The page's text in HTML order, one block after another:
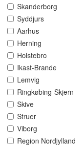
Skanderborg
Syddjurs
Aarhus
Herning
Holstebro
Ikast-Brande
Lemvig
Ringkøbing-Skjern
Skive
Struer
Viborg
Region Nordjylland